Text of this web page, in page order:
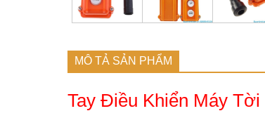
MÔ TẢ SẢN PHẨM
Tay Điều Khiển Máy Tời